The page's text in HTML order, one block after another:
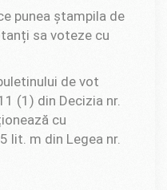
punea ștampila de
sa voteze cu
de vot
(1) din Decizia nr.
cu
lit. m din Legea nr.